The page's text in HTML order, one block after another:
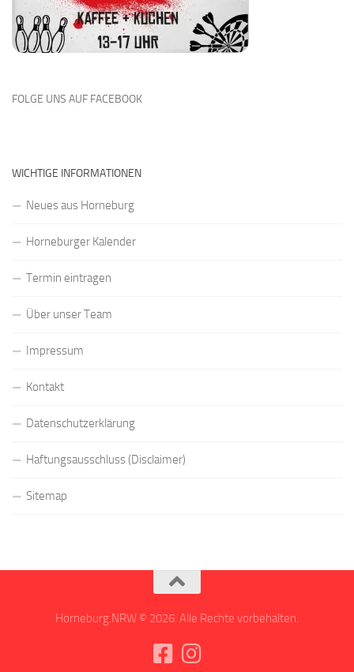
FOLGE UNS AUF FACEBOOK
WICHTIGE INFORMATIONEN
Neues aus Horneburg
Horneburger Kalender
Termin eintragen
Über unser Team
Impressum
Kontakt
Datenschutzerklärung
Haftungsausschluss (Disclaimer)
Sitemap
Horneburg.NRW © 2026. Alle Rechte vorbehalten.